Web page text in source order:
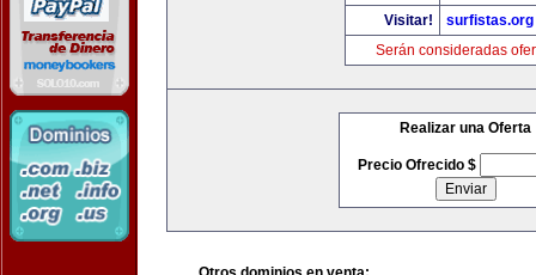
Visitar!
surfistas.org
Serán consideradas
Realizar una Oferta
Precio Ofrecido $